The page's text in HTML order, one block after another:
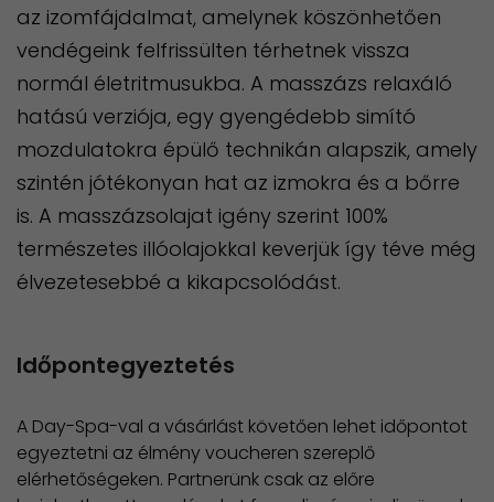
az izomfájdalmat, amelynek köszönhetően
vendégeink felfrissülten térhetnek vissza
normál életritmusukba. A masszázs relaxáló
hatású verziója, egy gyengédebb simító
mozdulatokra épülő technikán alapszik, amely
szintén jótékonyan hat az izmokra és a bőrre
is. A masszázsolajat igény szerint 100%
természetes illóolajokkal keverjük így téve még
élvezetesebbé a kikapcsolódást.
Időpontegyeztetés
A Day-Spa-val a vásárlást követően lehet időpontot
egyeztetni az élmény voucheren szereplő
elérhetőségeken. Partnerünk csak az előre